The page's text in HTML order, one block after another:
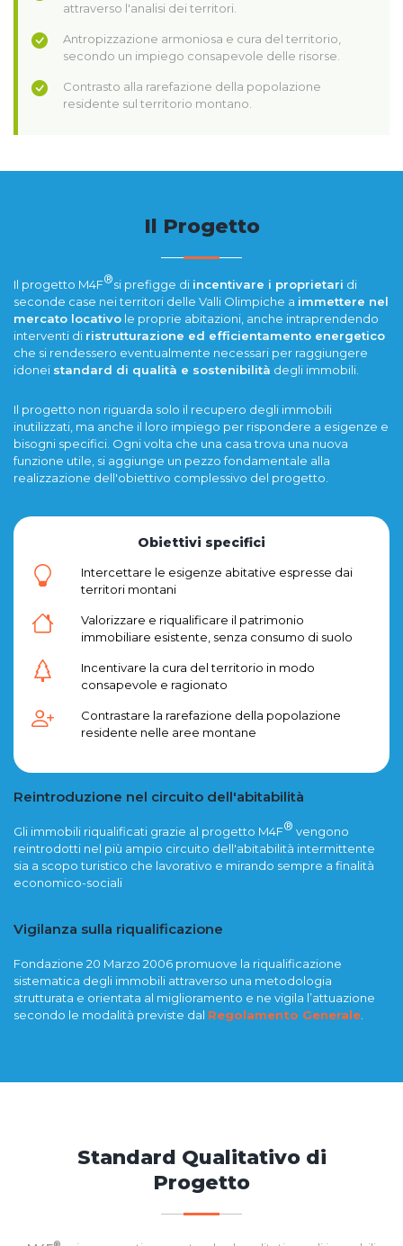
attraverso l'analisi dei territori.
Antropizzazione armoniosa e cura del territorio,
secondo un impiego consapevole delle risorse.
Contrasto alla rarefazione della popolazione
residente sul territorio montano.
Il Progetto
Il progetto M4F®si prefigge di incentivare i proprietari di
seconde case nei territori delle Valli Olimpiche a immettere nel
mercato locativo le proprie abitazioni, anche intraprendendo
interventi di ristrutturazione ed efficientamento energetico
che si rendessero eventualmente necessari per raggiungere
idonei standard di qualità e sostenibilità degli immobili.
Il progetto non riguarda solo il recupero degli immobili
inutilizzati, ma anche il loro impiego per rispondere a esigenze e
bisogni specifici. Ogni volta che una casa trova una nuova
funzione utile, si aggiunge un pezzo fondamentale alla
realizzazione dell'obiettivo complessivo del progetto.
Obiettivi specifici
Intercettare le esigenze abitative espresse dai
territori montani
Valorizzare e riqualificare il patrimonio
immobiliare esistente, senza consumo di suolo
Incentivare la cura del territorio in modo
consapevole e ragionato
Contrastare la rarefazione della popolazione
residente nelle aree montane
Reintroduzione nel circuito dell'abitabilità
Gli immobili riqualificati grazie al progetto M4F® vengono
reintrodotti nel più ampio circuito dell'abitabilità intermittente
sia a scopo turistico che lavorativo e mirando sempre a finalità
economico-sociali
Vigilanza sulla riqualificazione
Fondazione 20 Marzo 2006 promuove la riqualificazione
sistematica degli immobili attraverso una metodologia
strutturata e orientata al miglioramento e ne vigila l’attuazione
secondo le modalità previste dal Regolamento Generale.
Standard Qualitativo di
Progetto